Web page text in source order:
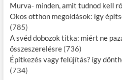
Murva- minden, amit tudnod kell
Okos otthon megoldások: így
(785)
A svéd dobozok titka: miért ne
összeszerelésre (736)
Építkezés vagy felújítás? így
(734)